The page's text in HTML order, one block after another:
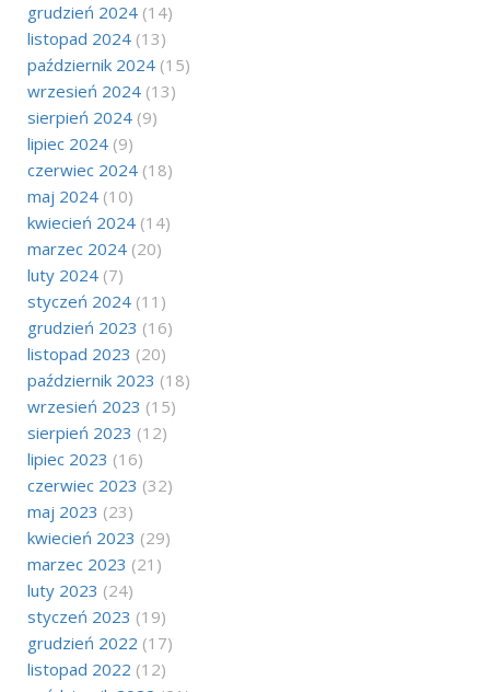
grudzień 2024 (14)
listopad 2024 (13)
październik 2024 (15)
wrzesień 2024 (13)
sierpień 2024 (9)
lipiec 2024 (9)
czerwiec 2024 (18)
maj 2024 (10)
kwiecień 2024 (14)
marzec 2024 (20)
luty 2024 (7)
styczeń 2024 (11)
grudzień 2023 (16)
listopad 2023 (20)
październik 2023 (18)
wrzesień 2023 (15)
sierpień 2023 (12)
lipiec 2023 (16)
czerwiec 2023 (32)
maj 2023 (23)
kwiecień 2023 (29)
marzec 2023 (21)
luty 2023 (24)
styczeń 2023 (19)
grudzień 2022 (17)
listopad 2022 (12)